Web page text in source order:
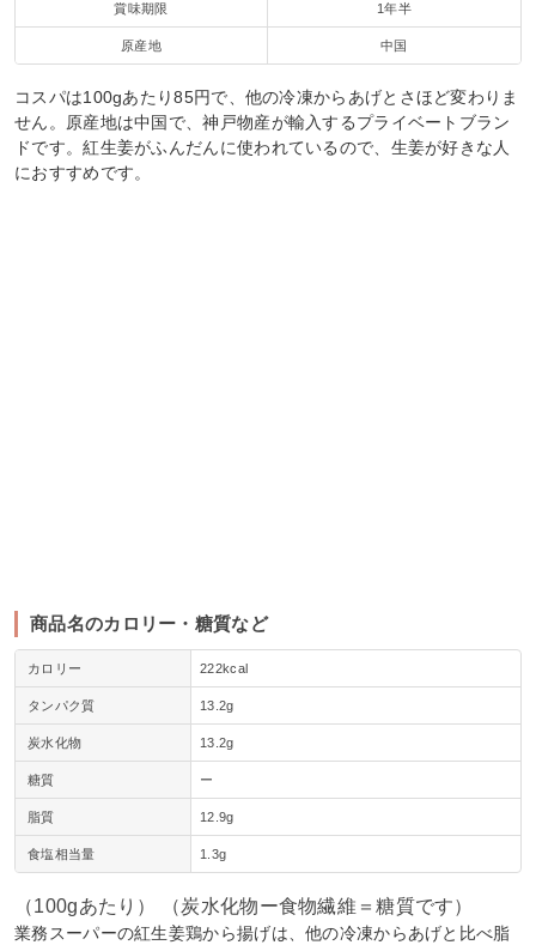
賞味期限 1年半
原産地 中国
コスパは100gあたり85円で、他の冷凍からあげとさほど変わりま
せん。原産地は中国で、神戸物産が輸入するプライベートブラン
ドです。紅生姜がふんだんに使われているので、生姜が好きな人
におすすめです。
商品名のカロリー・糖質など
カロリー 222kcal
タンパク質 13.2g
炭水化物 13.2g
糖質 ー
脂質 12.9g
食塩相当量 1.3g
（100gあたり） （炭水化物ー食物繊維＝糖質です）
業務スーパーの紅生姜鶏から揚げは、他の冷凍からあげと比べ脂